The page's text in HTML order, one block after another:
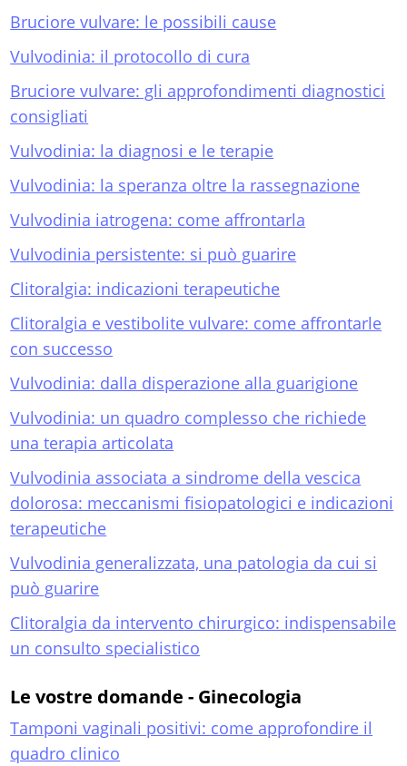
Bruciore vulvare: le possibili cause
Vulvodinia: il protocollo di cura
Bruciore vulvare: gli approfondimenti diagnostici
consigliati
Vulvodinia: la diagnosi e le terapie
Vulvodinia: la speranza oltre la rassegnazione
Vulvodinia iatrogena: come affrontarla
Vulvodinia persistente: si può guarire
Clitoralgia: indicazioni terapeutiche
Clitoralgia e vestibolite vulvare: come affrontarle
con successo
Vulvodinia: dalla disperazione alla guarigione
Vulvodinia: un quadro complesso che richiede
una terapia articolata
Vulvodinia associata a sindrome della vescica
dolorosa: meccanismi fisiopatologici e indicazioni
terapeutiche
Vulvodinia generalizzata, una patologia da cui si
può guarire
Clitoralgia da intervento chirurgico: indispensabile
un consulto specialistico
Le vostre domande - Ginecologia
Tamponi vaginali positivi: come approfondire il
quadro clinico